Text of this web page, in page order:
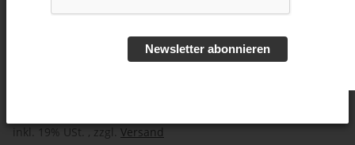
Kartentricks (Downloads)
inkl. 19% USt. , zzgl. Versand
Newsletter abonnieren